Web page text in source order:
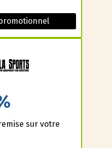
sur votre